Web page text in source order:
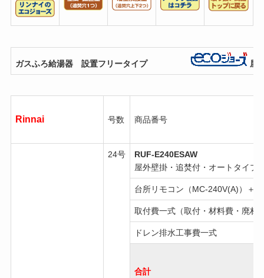
ガスふろ給湯器 設置フリータイプ 屋
Rinnai 号数 商品番号
24号
RUF-E240ESAW
屋外壁掛・追焚付・オートタイプ
台所リモコン（MC-240V(A)）＋
取付費一式（取付・材料費・廃材
ドレン排水工事費一式
合計